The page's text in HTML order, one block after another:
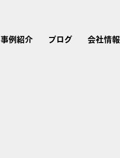
事例紹介 ブログ 会社情報